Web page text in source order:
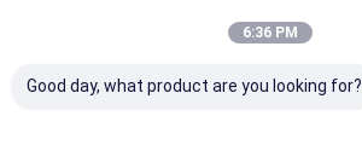
6:36 PM
Good day, what product are you looking for?